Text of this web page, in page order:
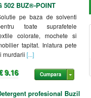
502 BUZ®-POINT
pe baza de solventi
toate suprafetele
colorate, mochete si
tapitat. Inlatura pete
murdarii [...]
9.16 Cumpara
profesional Buzil